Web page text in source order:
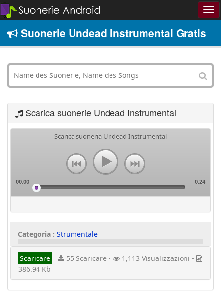
Suonerie Undead Instrumental Gratis
Scarica suonerie Undead Instrumental
Scarica suoneria Undead Instrumental
00:00 0:24
Categoria : Strumentale
Scaricare 55 Scaricare -
1,113 Visualizzazioni -
386.94 Kb